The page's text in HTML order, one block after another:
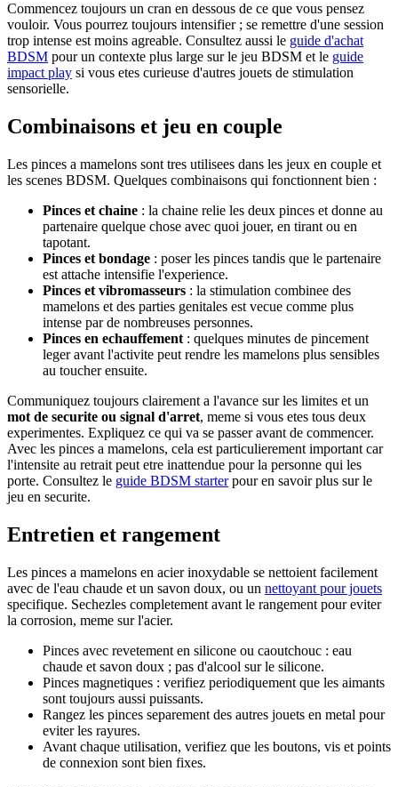
Commencez toujours un cran en dessous de ce que vous pensez
vouloir. Vous pourrez toujours intensifier ; se remettre d'une session
trop intense est moins agreable. Consultez aussi le guide d'achat
BDSM pour un contexte plus large sur le jeu BDSM et le guide
impact play si vous etes curieuse d'autres jouets de stimulation
sensorielle.
Combinaisons et jeu en couple
Les pinces a mamelons sont tres utilisees dans les jeux en couple et
les scenes BDSM. Quelques combinaisons qui fonctionnent bien :
Pinces et chaine : la chaine relie les deux pinces et donne au
partenaire quelque chose avec quoi jouer, en tirant ou en
tapotant.
Pinces et bondage : poser les pinces tandis que le partenaire
est attache intensifie l'experience.
Pinces et vibromasseurs : la stimulation combinee des
mamelons et des parties genitales est vecue comme plus
intense par de nombreuses personnes.
Pinces en echauffement : quelques minutes de pincement
leger avant l'activite peut rendre les mamelons plus sensibles
au toucher ensuite.
Communiquez toujours clairement a l'avance sur les limites et un
mot de securite ou signal d'arret, meme si vous etes tous deux
experimentes. Expliquez ce qui va se passer avant de commencer.
Avec les pinces a mamelons, cela est particulierement important car
l'intensite au retrait peut etre inattendue pour la personne qui les
porte. Consultez le guide BDSM starterpour en savoir plus sur le
jeu en securite.
Entretien et rangement
Les pinces a mamelons en acier inoxydable se nettoient facilement
avec de l'eau chaude et un savon doux, ou un nettoyant pour jouets
specifique. Sechezles completement avant le rangement pour eviter
la corrosion, meme sur l'acier.
Pinces avec revetement en silicone ou caoutchouc : eau
chaude et savon doux ; pas d'alcool sur le silicone.
Pinces magnetiques : verifiez periodiquement que les aimants
sont toujours aussi puissants.
Rangez les pinces separement des autres jouets en metal pour
eviter les rayures.
Avant chaque utilisation, verifiez que les boutons, vis et points
de connexion sont bien fixes.